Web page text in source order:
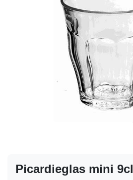
Picardieglas mini 9cl